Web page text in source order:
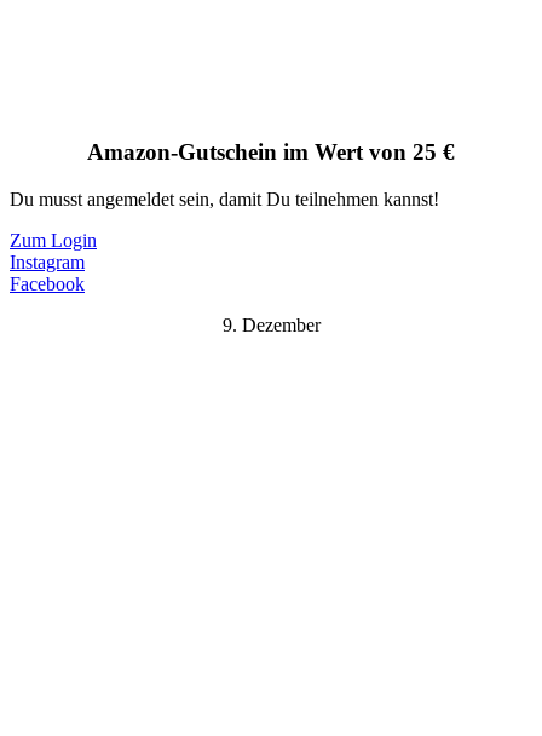
Amazon-Gutschein im Wert von 25 €
Du musst angemeldet sein, damit Du teilnehmen kannst!
Zum Login
Instagram
Facebook
9. Dezember